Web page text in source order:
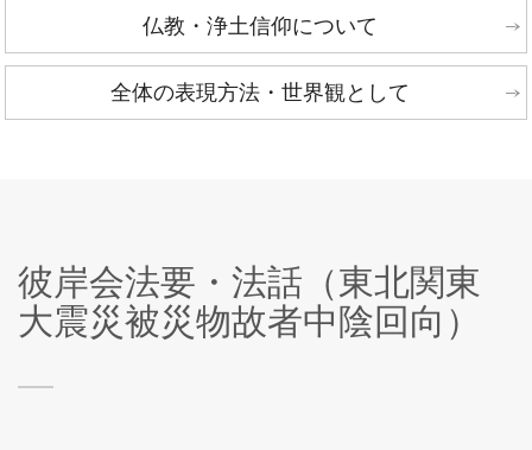
仏教・浄土信仰について
全体の表現方法・世界観として
彼岸会法要・法話（東北関東
大震災被災物故者中陰回向）